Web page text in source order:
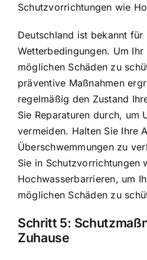
Schutzvorrichtungen wie
Deutschland ist bekannt für
Wetterbedingungen. Um
möglichen Schäden zu
präventive Maßnahmen
regelmäßig den Zustand
Sie Reparaturen durch, um
vermeiden. Halten Sie Ihre
Überschwemmungen zu
Sie in Schutzvorrichtungen
Hochwasserbarrieren, um
möglichen Schäden zu
Schritt 5:
Zuhause